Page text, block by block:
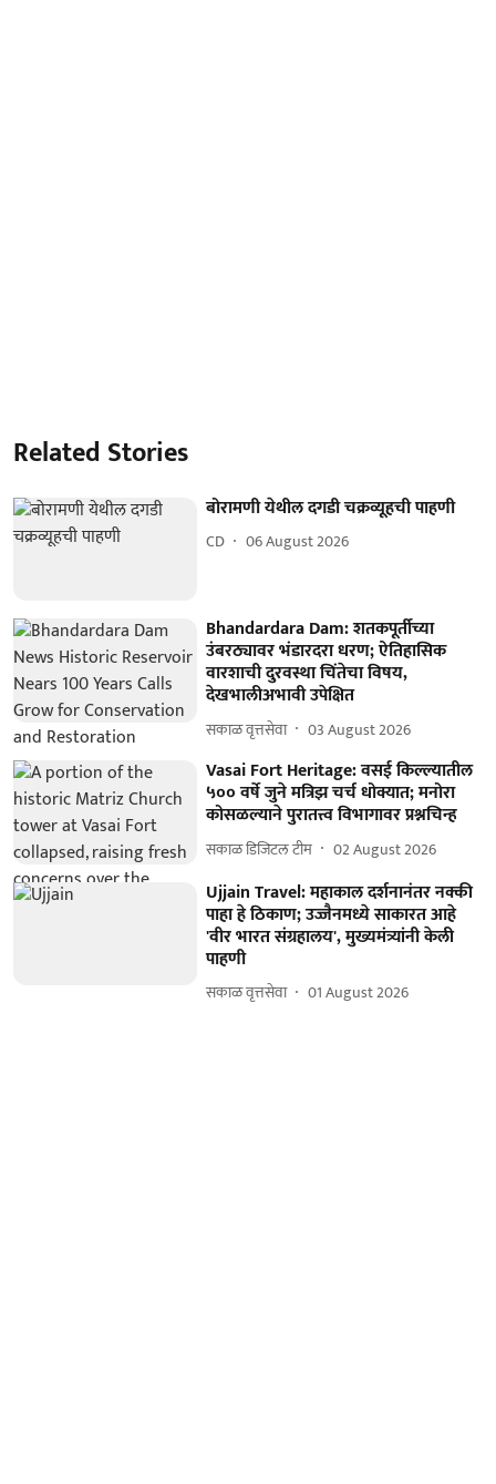
Related Stories
बोरामणी येथील दगडी चक्रव्यूहची पाहणी
CD 06 August 2026
Bhandardara Dam: शतकपूर्तीच्या
उंबरठ्यावर भंडारदरा धरण; ऐतिहासिक
वारशाची दुरवस्था चिंतेचा विषय,
देखभालीअभावी उपेक्षित
सकाळ वृत्तसेवा 03 August 2026
Vasai Fort Heritage: वसई किल्ल्यातील
५०० वर्षे जुने मत्रिझ चर्च धोक्यात; मनोरा
कोसळल्याने पुरातत्त्व विभागावर प्रश्नचिन्ह
सकाळ डिजिटल टीम 02 August 2026
Ujjain Travel: महाकाल दर्शनानंतर नक्की
पाहा हे ठिकाण; उज्जैनमध्ये साकारत आहे
'वीर भारत संग्रहालय', मुख्यमंत्र्यांनी केली
पाहणी
सकाळ वृत्तसेवा 01 August 2026